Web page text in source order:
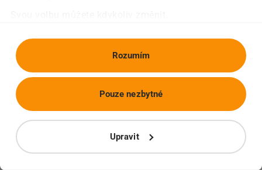
Rozumím
Upravit
Pouze nezbytné